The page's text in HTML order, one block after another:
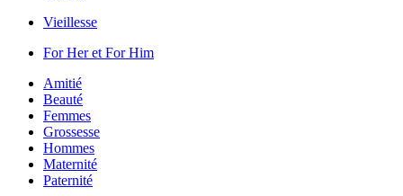
Vieillesse
For Her et For Him
Amitié
Beauté
Femmes
Grossesse
Hommes
Maternité
Paternité